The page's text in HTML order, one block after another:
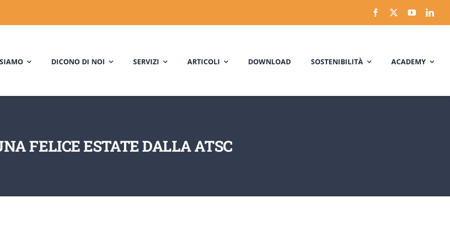
DICONO DI NOI SERVIZI ARTICOLI DOWNLOAD SOSTENIBILITÀ ACADEMY
FELICE ESTATE DALLA ATSC